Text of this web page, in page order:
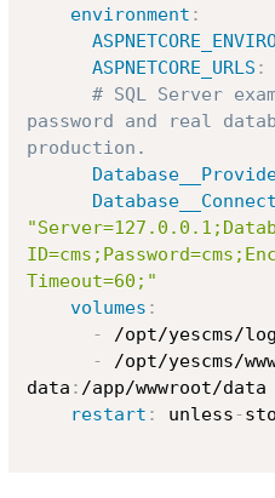
environment :
ASPNETCORE_URLS :
# SQL Server
password and real
production.
Timeout=60;"
volumes :
-
/opt/yescms/
-
/opt/yescms/
data : /app/wwwroot/data
restart : unless-